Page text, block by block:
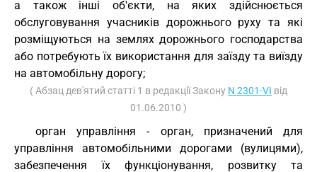
а також інші об'єкти, на яких здійснюється
обслуговування учасників дорожнього руху та які
розміщуються на землях дорожнього господарства
або потребують їх використання для заїзду та виїзду
на автомобільну дорогу;
( Абзац дев'ятий статті 1 в редакції Закону N 2301-VI від
01.06.2010 )
орган управління - орган, призначений для
управління автомобільними дорогами (вулицями),
забезпечення їх функціонування, розвитку та